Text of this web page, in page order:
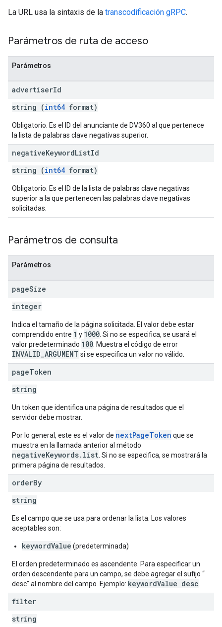
La URL usa la sintaxis de la transcodificación gRPC.
Parámetros de ruta de acceso
Parámetros
advertiserId
string (int64 format)
Obligatorio. Es el ID del anunciante de DV360 al que pertenece
la lista de palabras clave negativas superior.
negativeKeywordListId
string (int64 format)
Obligatorio. Es el ID de la lista de palabras clave negativas
superior a la que pertenecen las palabras clave negativas
solicitadas.
Parámetros de consulta
Parámetros
pageSize
integer
Indica el tamaño de la página solicitada. El valor debe estar
comprendido entre 1 y 1000 . Si no se especifica, se usará el
valor predeterminado 100 . Muestra el código de error
INVALID_ARGUMENT si se especifica un valor no válido.
pageToken
string
Un token que identifica una página de resultados que el
servidor debe mostrar.
Por lo general, este es el valor de nextPageToken que se
muestra en la llamada anterior al método
negativeKeywords.list . Si no se especifica, se mostrará la
primera página de resultados.
orderBy
string
Es el campo que se usa para ordenar la lista. Los valores
aceptables son:
keywordValue (predeterminada)
El orden predeterminado es ascendente. Para especificar un
orden descendente para un campo, se debe agregar el sufijo “
desc" al nombre del campo. Ejemplo: keywordValue desc
filter
string